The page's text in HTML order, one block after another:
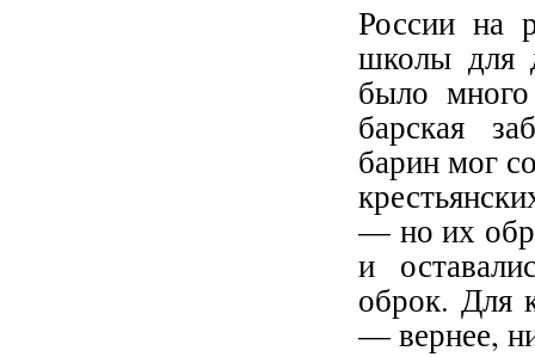
России на
школы для
было
барская
барин мог
— но их
и
оброк. Для
— вернее,